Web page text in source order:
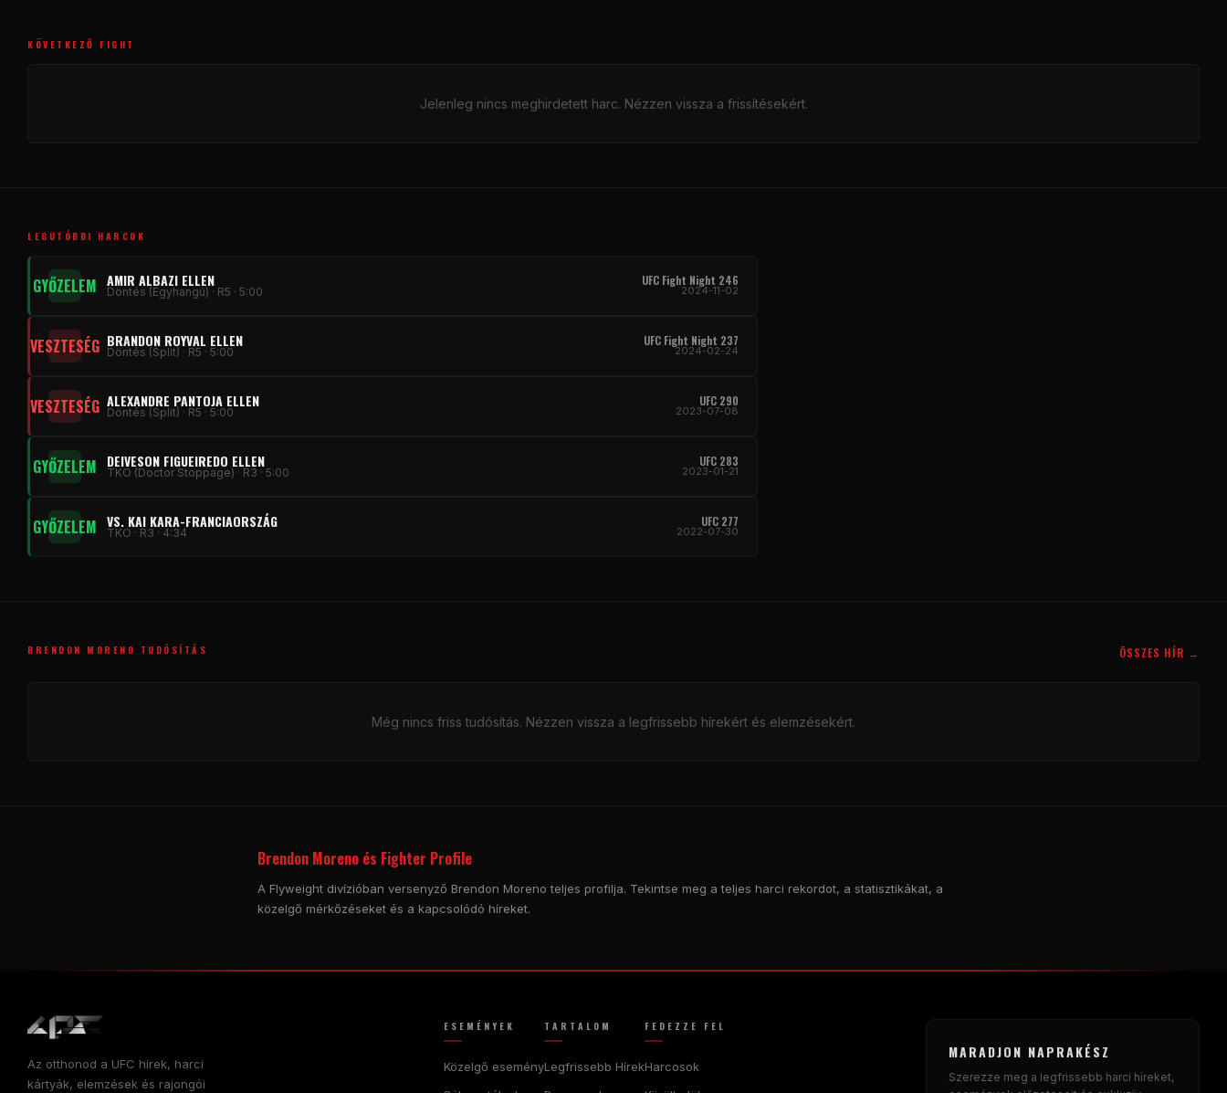
KÖVETKEZŐ FIGHT
Jelenleg nincs meghirdetett harc. Nézzen vissza a frissítésekért.
LEGUTÓBBI HARCOK
GYŐZELEM AMIR ALBAZI ELLEN
Döntés (Egyhangú) · R5 · 5:00
UFC Fight Night 246
2024-11-02
VESZTESÉG BRANDON ROYVAL ELLEN
Döntés (Split) · R5 · 5:00
UFC Fight Night 237
2024-02-24
VESZTESÉG ALEXANDRE PANTOJA ELLEN
Döntés (Split) · R5 · 5:00
UFC 290
2023-07-08
GYŐZELEM DEIVESON FIGUEIREDO ELLEN
TKO (Doctor Stoppage) · R3 · 5:00
UFC 283
2023-01-21
GYŐZELEM VS. KAI KARA-FRANCIAORSZÁG
TKO · R3 · 4:34
UFC 277
2022-07-30
BRENDON MORENO TUDÓSÍTÁS ÖSSZES HÍR →
Még nincs friss tudósítás. Nézzen vissza a legfrissebb hírekért és elemzésekért.
Brendon Moreno és Fighter Profile
A Flyweight divízióban versenyző Brendon Moreno teljes profilja. Tekintse meg a teljes harci rekordot, a statisztikákat, a
közelgő mérkőzéseket és a kapcsolódó híreket.
Az otthonod a UFC hírek, harci
kártyák, elemzések és rajongói
ESEMÉNYEK
Közelgő esemény
TARTALOM
Legfrissebb Hírek
FEDEZZE FEL
Harcosok
MARADJON NAPRAKÉSZ
Szerezze meg a legfrissebb harci híreket,